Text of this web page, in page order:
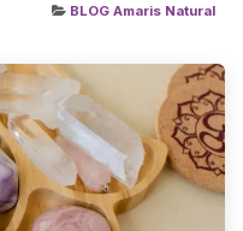
BLOG Amaris Natural